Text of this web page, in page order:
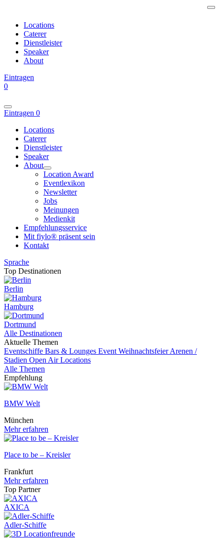
Locations
Caterer
Dienstleister
Speaker
About
Eintragen
0
Eintragen 0
Locations
Caterer
Dienstleister
Speaker
About
Location Award
Eventlexikon
Newsletter
Jobs
Meinungen
Medienkit
Empfehlungsservice
Mit fiylo® präsent sein
Kontakt
Sprache
Top Destinationen
Berlin
Hamburg
Dortmund
Alle Destinationen
Aktuelle Themen
Eventschiffe Bars & Lounges Event WeihnachtsfeierArenen /
Stadien Open Air Locations
Alle Themen
Empfehlung
BMW Welt
München
Mehr erfahren
Place to be – Kreisler
Frankfurt
Mehr erfahren
Top Partner
AXICA
Adler-Schiffe